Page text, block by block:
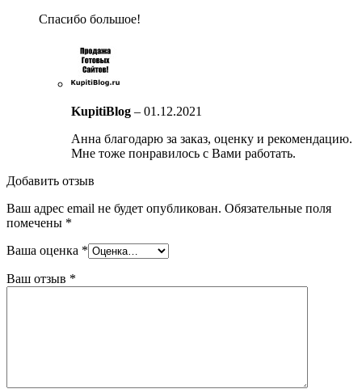
Спасибо большое!
KupitiBlog – 01.12.2021
Анна благодарю за заказ, оценку и рекомендацию.
Мне тоже понравилось с Вами работать.
Добавить отзыв
Ваш адрес email не будет опубликован. Обязательные поля
помечены *
Ваша оценка *
Ваш отзыв *